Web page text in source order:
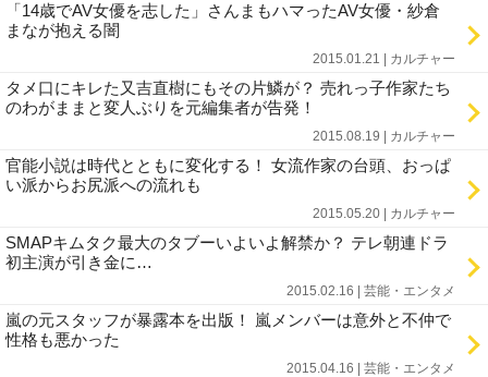
「14歳でAV女優を志した」さんまもハマったAV女優・紗倉
まなが抱える闇
2015.01.21 | カルチャー
タメ口にキレた又吉直樹にもその片鱗が？ 売れっ子作家たち
のわがままと変人ぶりを元編集者が告発！
2015.08.19 | カルチャー
官能小説は時代とともに変化する！ 女流作家の台頭、おっぱ
い派からお尻派への流れも
2015.05.20 | カルチャー
SMAPキムタク最大のタブーいよいよ解禁か？ テレ朝連ドラ
初主演が引き金に…
2015.02.16 | 芸能・エンタメ
嵐の元スタッフが暴露本を出版！ 嵐メンバーは意外と不仲で
性格も悪かった
2015.04.16 | 芸能・エンタメ